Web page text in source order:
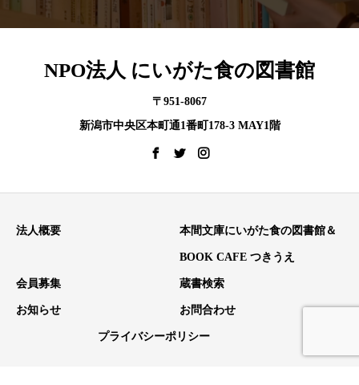
NPO法人 にいがた食の図書館
〒951-8067
新潟市中央区本町通1番町178-3 MAY1階
法人概要 本間文庫にいがた食の図書館＆
BOOK CAFE つきうえ
会員募集 蔵書検索
お知らせ お問合わせ
プライバシーポリシー